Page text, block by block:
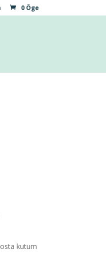
0 Öge
kutum